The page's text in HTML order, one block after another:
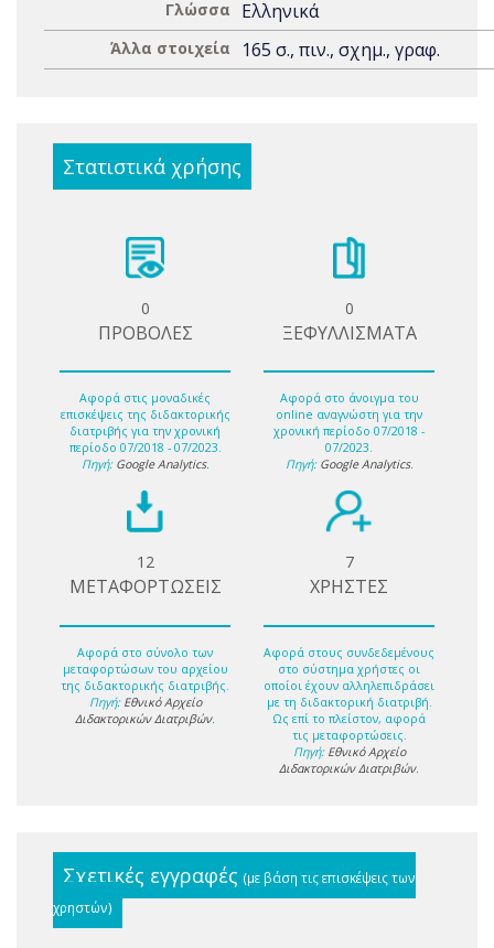
Γλώσσα Ελληνικά
Άλλα στοιχεία 165 σ., πιν., σχημ., γραφ.
Στατιστικά χρήσης
0
ΠΡΟΒΟΛΕΣ
Αφορά στις μοναδικές
επισκέψεις της διδακτορικής
διατριβής για την χρονική
περίοδο 07/2018 - 07/2023.
Πηγή: Google Analytics.
0
ΞΕΦΥΛΛΙΣΜΑΤΑ
Αφορά στο άνοιγμα του
online αναγνώστη για την
χρονική περίοδο 07/2018 -
07/2023.
Πηγή: Google Analytics.
12
ΜΕΤΑΦΟΡΤΩΣΕΙΣ
Αφορά στο σύνολο των
μεταφορτώσων του αρχείου
της διδακτορικής διατριβής.
Πηγή: Εθνικό Αρχείο
Διδακτορικών Διατριβών.
7
ΧΡΗΣΤΕΣ
Αφορά στους συνδεδεμένους
στο σύστημα χρήστες οι
οποίοι έχουν αλληλεπιδράσει
με τη διδακτορική διατριβή.
Ως επί το πλείστον, αφορά
τις μεταφορτώσεις.
Πηγή: Εθνικό Αρχείο
Διδακτορικών Διατριβών.
Σχετικές εγγραφές (με βάση τις επισκέψεις των
χρηστών)